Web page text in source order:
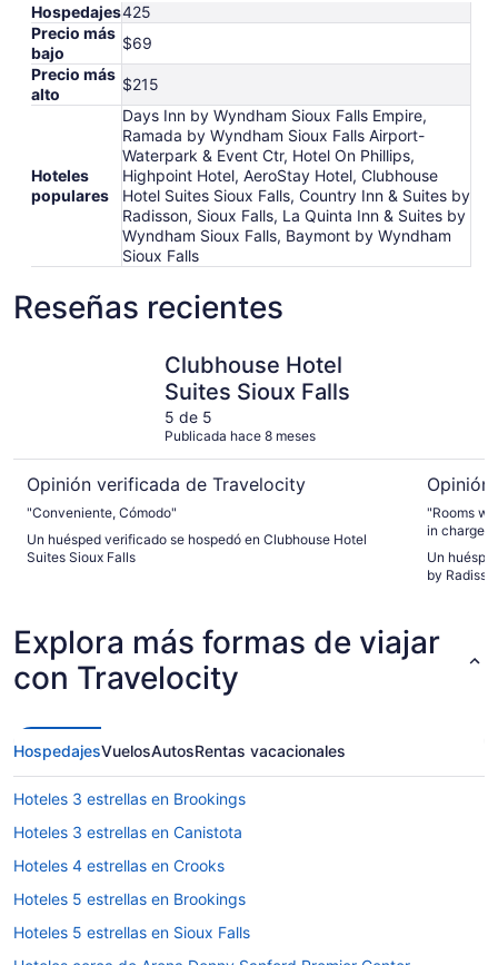
Hospedajes425
Precio más
bajo
$69
Precio más
alto
$215
Hoteles
populares
Days Inn by Wyndham Sioux Falls Empire,
Ramada by Wyndham Sioux Falls Airport-
Waterpark & Event Ctr, Hotel On Phillips,
Highpoint Hotel, AeroStay Hotel, Clubhouse
Hotel Suites Sioux Falls, Country Inn & Suites by
Radisson, Sioux Falls, La Quinta Inn & Suites by
Wyndham Sioux Falls, Baymont by Wyndham
Sioux Falls
Reseñas recientes
Clubhouse Hotel
Suites Sioux Falls
5 de 5
Publicada hace 8 meses
Opinión verificada de Travelocity
"Conveniente, Cómodo"
Un huésped verificado se hospedó en Clubhouse Hotel
Suites Sioux Falls
"Rooms
in charge
Un
by
Explora más formas de viajar
con Travelocity
HospedajesVuelosAutosRentas vacacionales
Hoteles 3 estrellas en Brookings
Hoteles 3 estrellas en Canistota
Hoteles 4 estrellas en Crooks
Hoteles 5 estrellas en Brookings
Hoteles 5 estrellas en Sioux Falls